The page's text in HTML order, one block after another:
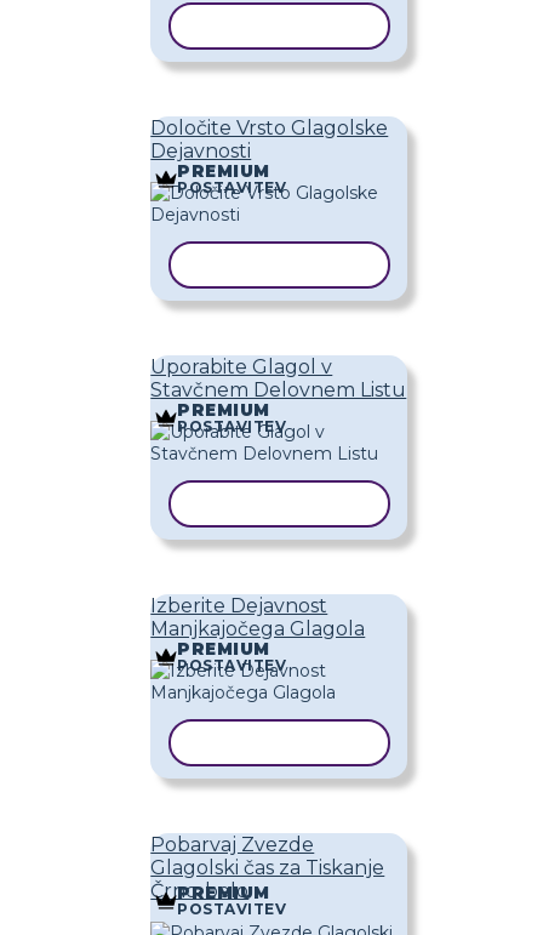
Določite Vrsto Glagolske
Dejavnosti
PREMIUM
POSTAVITEV
Uporabite Glagol v
Stavčnem Delovnem Listu
PREMIUM
POSTAVITEV
Izberite Dejavnost
Manjkajočega Glagola
PREMIUM
POSTAVITEV
Pobarvaj Zvezde
Glagolski čas za Tiskanje
Črno-belo
PREMIUM
POSTAVITEV